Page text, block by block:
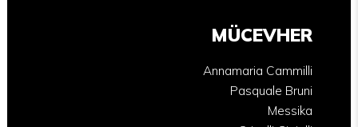
MÜCEVHER
Annamaria Cammilli
Pasquale Bruni
Messika